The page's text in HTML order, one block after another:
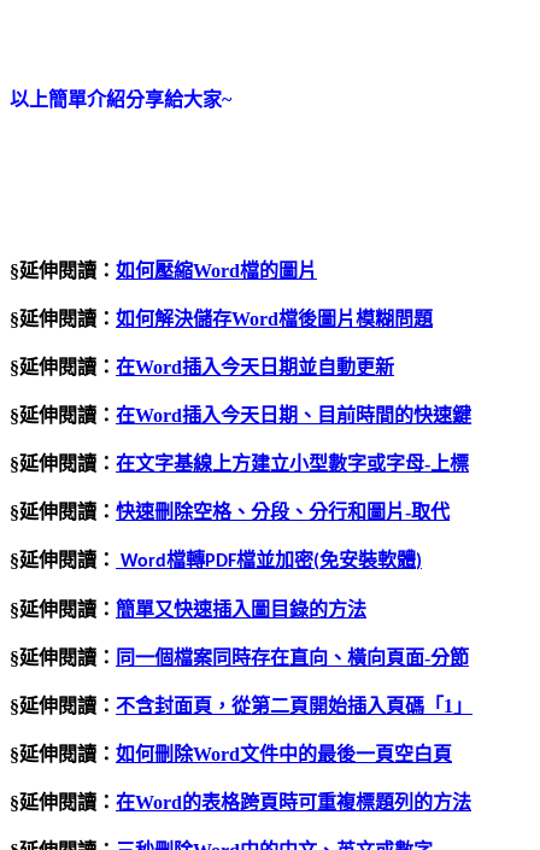
以上簡單介紹分享給大家~
§延伸閱讀： 如何壓縮Word檔的圖片
§延伸閱讀： 如何解決儲存Word檔後圖片模糊問題
§延伸閱讀： 在Word插入今天日期並自動更新
§延伸閱讀： 在Word插入今天日期、目前時間的快速鍵
§延伸閱讀： 在文字基線上方建立小型數字或字母- 上標
§延伸閱讀： 快速刪除空格、分段、分行和圖片-取代
§延伸閱讀： Word檔轉PDF檔並加密(免安裝軟體)
§延伸閱讀： 簡單又快速插入圖目錄的方法
§延伸閱讀： 同一個檔案同時存在直向、橫向頁面-分節
§延伸閱讀： 不含封面頁，從第二頁開始插入頁碼「 1 」
§延伸閱讀： 如何刪除Word文件中的最後一頁空白頁
§延伸閱讀： 在Word的表格跨頁時可重複標題列的方法